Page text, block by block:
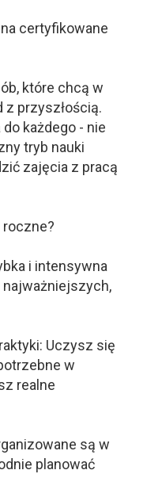
certyfikowane
które chcą w
przyszłością.
każdego - nie
tryb nauki
zajęcia z pracą
roczne?
i intensywna
najważniejszych,
Uczysz się
w
realne
są w
planować